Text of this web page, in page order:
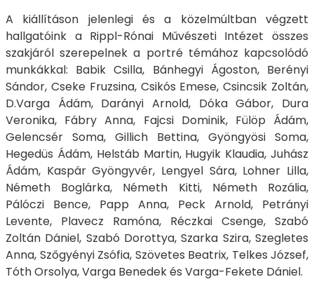
A kiállításon jelenlegi és a közelmúltban végzett
hallgatóink a Rippl-Rónai Művészeti Intézet összes
szakjáról szerepelnek a portré témához kapcsolódó
munkákkal: Babik Csilla, Bánhegyi Ágoston, Berényi
Sándor, Cseke Fruzsina, Csikós Emese, Csincsik Zoltán,
D.Varga Ádám, Darányi Arnold, Dóka Gábor, Dura
Veronika, Fábry Anna, Fajcsi Dominik, Fülöp Ádám,
Gelencsér Soma, Gillich Bettina, Gyöngyösi Soma,
Hegedüs Ádám, Helstáb Martin, Hugyik Klaudia, Juhász
Ádám, Kaspár Gyöngyvér, Lengyel Sára, Lohner Lilla,
Németh Boglárka, Németh Kitti, Németh Rozália,
Pálóczi Bence, Papp Anna, Peck Arnold, Petrányi
Levente, Plavecz Ramóna, Réczkai Csenge, Szabó
Zoltán Dániel, Szabó Dorottya, Szarka Szira, Szegletes
Anna, Szőgyényi Zsófia, Szövetes Beatrix, Telkes József,
Tóth Orsolya, Varga Benedek és Varga-Fekete Dániel.